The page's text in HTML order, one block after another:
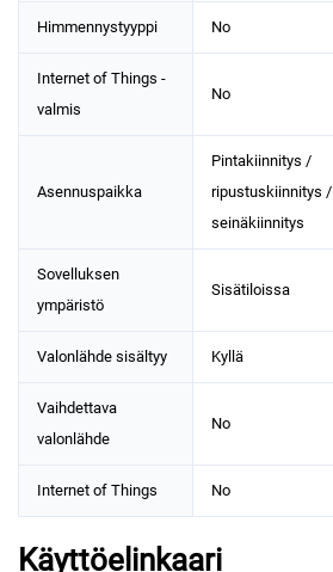
Himmennystyyppi No
Internet of Things -
valmis
No
Asennuspaikka
Pintakiinnitys /
ripustuskiinnitys /
seinäkiinnitys
Sovelluksen
ympäristö
Sisätiloissa
Valonlähde sisältyy Kyllä
Vaihdettava
valonlähde
No
Internet of Things No
Käyttöelinkaari